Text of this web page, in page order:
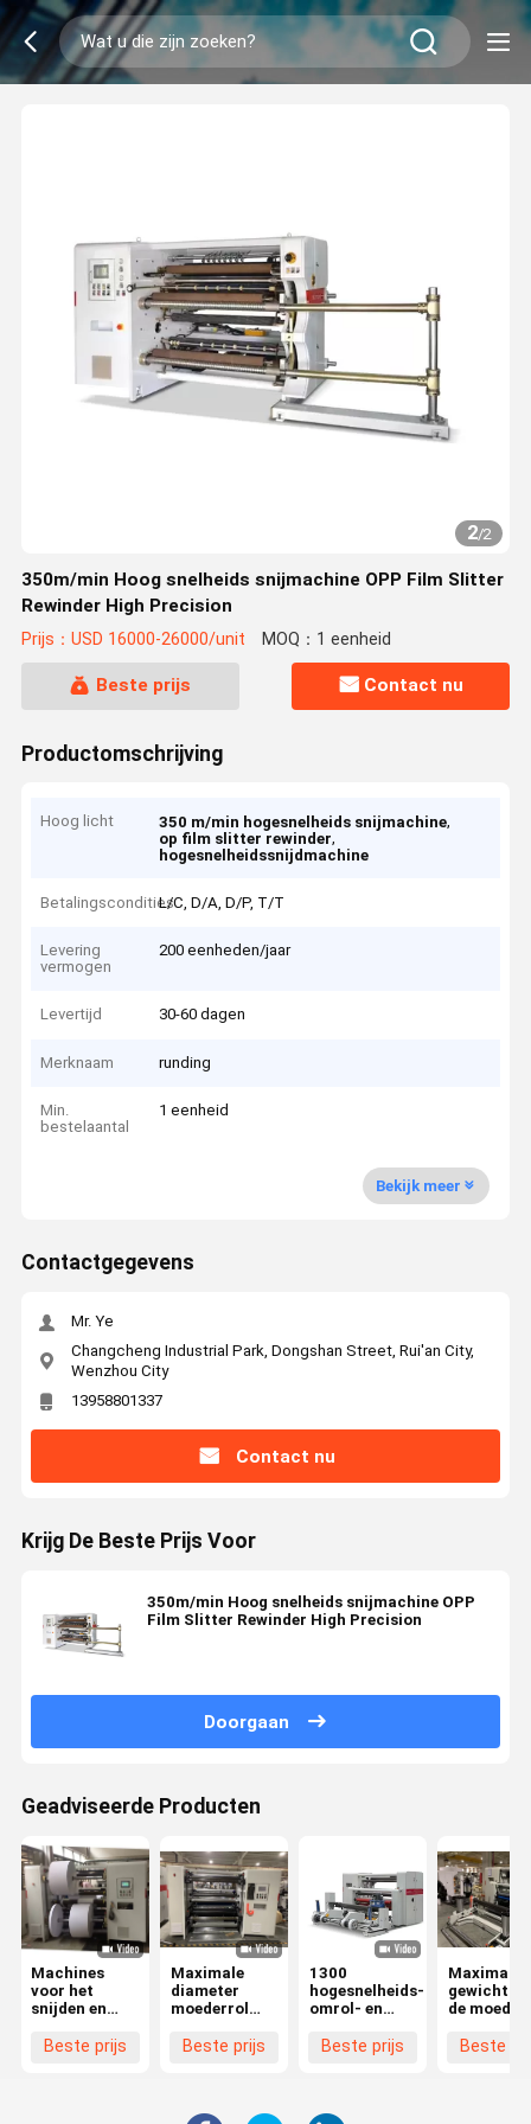
2/2
350m/min Hoog snelheids snijmachine OPP Film Slitter
Rewinder High Precision
Prijs：USD 16000-26000/unit MOQ：1 eenheid
Beste prijs Contact nu
Productomschrijving
Hoog licht 350 m/min hogesnelheids snijmachine,
op film slitter rewinder,
hogesnelheidssnijdmachine
BetalingsconditiesL/C, D/A, D/P, T/T
Levering
vermogen
200 eenheden/jaar
Levertijd 30-60 dagen
Merknaam runding
Min.
bestelaantal
1 eenheid
Bekijk meer
Contactgegevens
Mr. Ye
Changcheng Industrial Park, Dongshan Street, Rui'an City,
Wenzhou City
13958801337
Contact nu
Krijg De Beste Prijs Voor
350m/min Hoog snelheids snijmachine OPP
Film Slitter Rewinder High Precision
Doorgaan
Geadviseerde Producten
Machines
voor het
snijden en
van
Beste prijs
Maximale
diameter
moederrol
High Speed
Breedte
Beste prijs
1300
hogesnelheids-
omrol- en
voor bedekt
Beste prijs
Maximaal
gewicht
de
Beste